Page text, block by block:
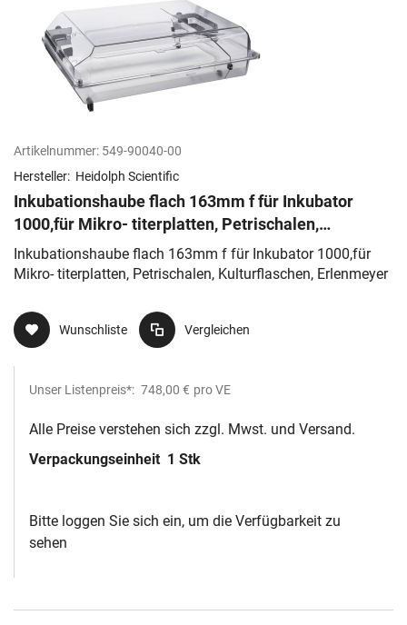
Artikelnummer: 549-90040-00
Hersteller: Heidolph Scientific
Inkubationshaube flach 163mm f für Inkubator
1000,für Mikro- titerplatten, Petrischalen,
Kulturflaschen, Erlenmeyer
Inkubationshaube flach 163mm f für Inkubator 1000,für
Mikro- titerplatten, Petrischalen, Kulturflaschen, Erlenmeyer
Wunschliste Vergleichen
Unser Listenpreis*: 748,00 € pro VE
Alle Preise verstehen sich zzgl. Mwst. und Versand.
Verpackungseinheit 1 Stk
Bitte loggen Sie sich ein, um die Verfügbarkeit zu
sehen